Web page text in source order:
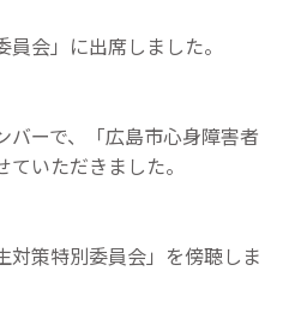
会」に出席しました。
バーで、「広島市心身障害者
いただきました。
対策特別委員会」を傍聴しま